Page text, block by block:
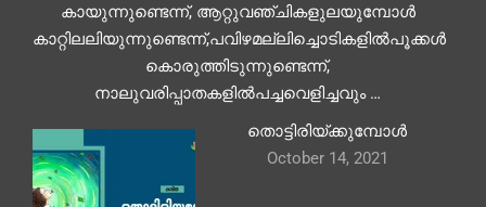
കായുന്നുണ്ടെന്ന്, ആറ്റുവഞ്ചികളുലയുമ്പോൾ
കാറ്റിലലിയുന്നുണ്ടെന്ന്,പവിഴമല്ലിച്ചൊടികളിൽപൂക്കൾ
കൊരുത്തിടുന്നുണ്ടെന്ന്,
നാലുവരിപ്പാതകളിൽപച്ചവെളിച്ചവും …
തൊട്ടിരിയ്ക്കുമ്പോൾ
October 14, 2021